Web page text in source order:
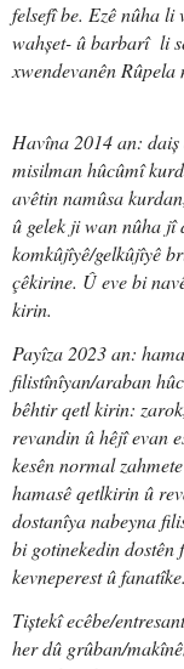
felsefî be. Ezê nûha
wahșet- û barbarî li
xwendevanên
Havîna 2014 an:
misilman hûcûmî
avêtin namûsa
û gelek ji wan nûha jî
komkûjîyê/gelkûjîyê
çêkirine. Û eve bi
Payîza 2023 an:
filistînîyan/araban
bêhtir qetl kirin:
revandin û hêjî evan
kesên normal
hamasê qetlkirin û
dostanîya nabeyna
bi gotinekedin dostên
kevneperest û fanatîke.
Tiștekî ecêbe/
her dû grûban/